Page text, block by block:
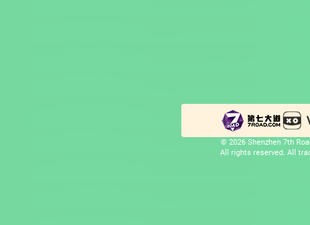
© 2026 Shenzhen 7th
All rights reserved. All